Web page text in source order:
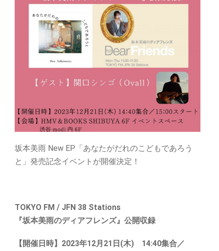
坂本美雨 New EP「あなたがだれのこどもであろう
と」発売記念イベントが開催決定！
TOKYO FM / JFN 38 Stations
『坂本美雨のディアフレンズ』公開収録
【開催日時】2023年12月21日(木) 14:40集合／